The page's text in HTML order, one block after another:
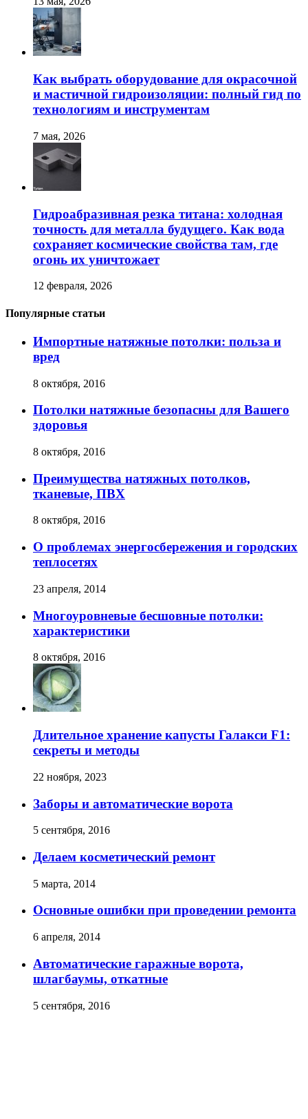
Как выбрать оборудование для окрасочной
и мастичной гидроизоляции: полный гид по
технологиям и инструментам
7 мая, 2026
Гидроабразивная резка титана: холодная
точность для металла будущего. Как вода
сохраняет космические свойства там, где
огонь их уничтожает
12 февраля, 2026
Популярные статьи
Импортные натяжные потолки: польза и
вред
8 октября, 2016
Потолки натяжные безопасны для Вашего
здоровья
8 октября, 2016
Преимущества натяжных потолков,
тканевые, ПВХ
8 октября, 2016
О проблемах энергосбережения и городских
теплосетях
23 апреля, 2014
Многоуровневые бесшовные потолки:
характеристики
8 октября, 2016
Длительное хранение капусты Галакси F1:
секреты и методы
22 ноября, 2023
Заборы и автоматические ворота
5 сентября, 2016
Делаем косметический ремонт
5 марта, 2014
Основные ошибки при проведении ремонта
6 апреля, 2014
Автоматические гаражные ворота,
шлагбаумы, откатные
5 сентября, 2016